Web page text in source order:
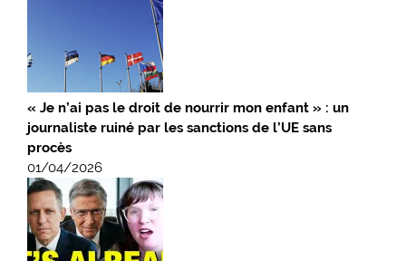
« Je n’ai pas le droit de nourrir mon enfant » : un
journaliste ruiné par les sanctions de l’UE sans
procès
01/04/2026